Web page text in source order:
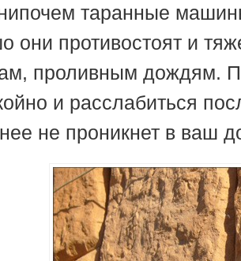
таранные
они противостоят и
проливным дождям.
и расслабиться
не проникнет в ваш